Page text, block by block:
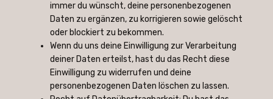
immer du wünscht, deine personenbezogenen
Daten zu ergänzen, zu korrigieren sowie gelöscht
oder blockiert zu bekommen.
Wenn du uns deine Einwilligung zur Verarbeitung
deiner Daten erteilst, hast du das Recht diese
Einwilligung zu widerrufen und deine
personenbezogenen Daten löschen zu lassen.